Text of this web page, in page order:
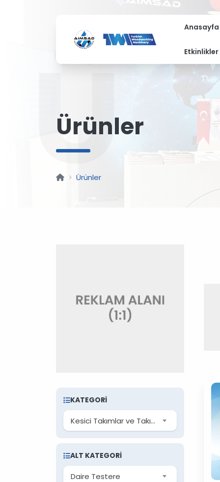
Anasayfa
Etkinlikler
Ü
Ürünler
Ürünler
KATEGORI
Kesici Takımlar ve Takım Tutucular
ALT KATEGORI
Daire Testere